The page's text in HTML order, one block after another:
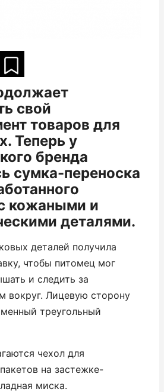
свой
товаров для
Теперь у
бренда
сумка-переноска
кожаными и
деталями.
деталей получила
чтобы питомец мог
и следить за
вокруг. Лицевую сторону
треугольный
чехол для
на застежке-
миска.